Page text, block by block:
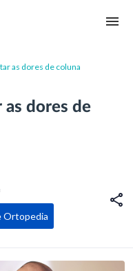
as dores de coluna
dores de
Ortopedia